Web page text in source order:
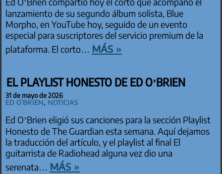
lanzamiento de su segundo álbum solista, Blue
Morpho, en YouTube hoy, seguido de un evento
especial para suscriptores del servicio premium de la
plataforma. El corto… más »
EL PLAYLIST HONESTO DE ED O’BRIEN
31 de mayo de 2026
Ed O'Brien, Noticias
Ed O’Brien eligió sus canciones para la sección Playlist
Honesto de The Guardian esta semana. Aquí dejamos
la traducción del artículo, y el playlist al final El
guitarrista de Radiohead alguna vez dio una
serenata… más »